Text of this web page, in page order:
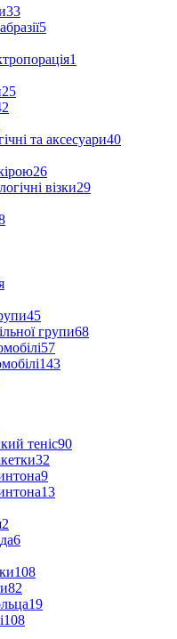
33
5
1
25
та аксесуари40
26
візки29
45
групи68
57
143
теніс90
32
9
13
2
6
108
82
19
108